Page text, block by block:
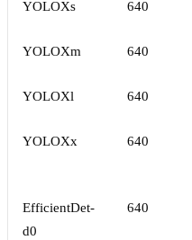
YOLOXs 640
YOLOXm 640
YOLOXl 640
YOLOXx 640
EfficientDet-
d0
640